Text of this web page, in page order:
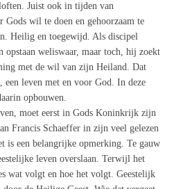
Juist ook in tijden van
wil te doen en gehoorzaam te
Heilig en toegewijd. Als discipel
opstaan weliswaar, maar toch, hij zoekt
met de wil van zijn Heiland. Dat
een leven met en voor God. In deze
opbouwen.
moet eerst in Gods Koninkrijk zijn
Francis Schaeffer in zijn veel gelezen
is een belangrijke opmerking. Te gauw
leven overslaan. Terwijl het
wat volgt en hoe het volgt. Geestelijk